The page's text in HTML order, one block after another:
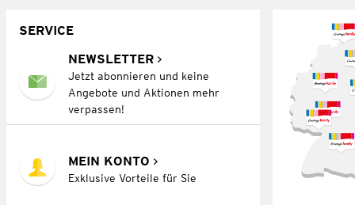
SERVICE
NEWSLETTER
Jetzt abonnieren und keine
Angebote und Aktionen mehr
verpassen!
MEIN KONTO
Exklusive Vorteile für Sie